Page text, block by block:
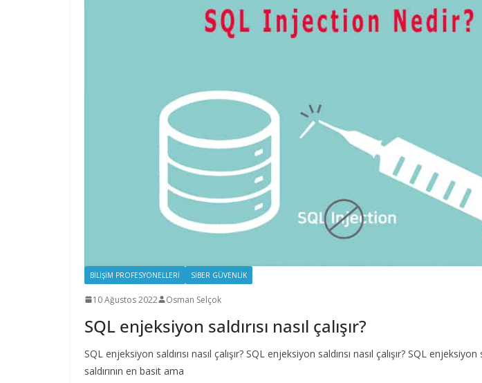
BILIŞIM PROFESYONELLERI SIBER GÜVENLIK
10 Ağustos 2022 Osman Selçok
SQL enjeksiyon saldırısı nasıl çalışır?
SQL enjeksiyon saldırısı nasıl çalışır? SQL enjeksiyon saldırısı nasıl çalışır? SQL enjeksiyon
saldırının en basit ama